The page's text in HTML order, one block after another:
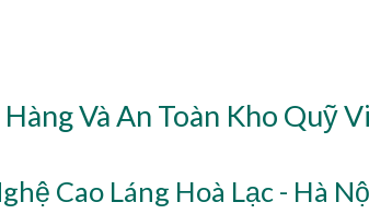
Và An Toàn Kho Quỹ
Cao Láng Hoà Lạc - Hà